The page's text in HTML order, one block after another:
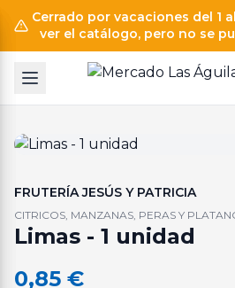
Cerrado por vacaciones del 1
ver el catálogo, pero no se
FRUTERÍA JESÚS Y PATRICIA
CITRICOS, MANZANAS, PERAS Y
Limas - 1 unidad
0,85 €